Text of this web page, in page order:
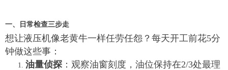
一、日常检查三步走
想让液压机像老黄牛一样任劳任怨？每天开工前花5分
钟做这些事：
油量侦探 ：观察油窗刻度，油位保持在2/3处最理